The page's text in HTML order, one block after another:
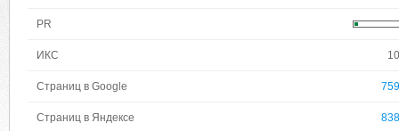
PR
ИКС 10
Страниц в Google 759
Страниц в Яндексе 838